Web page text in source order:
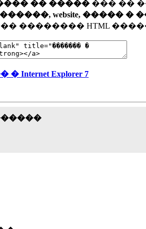
�� ����� ��� ��
website, ����� �
�������� HTML
Internet Explorer 7